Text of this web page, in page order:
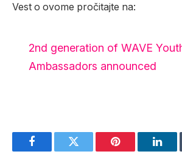
Vest o ovome pročitajte na:
2nd generation of WAVE
Ambassadors announced
FacebookTwitter Pinterest